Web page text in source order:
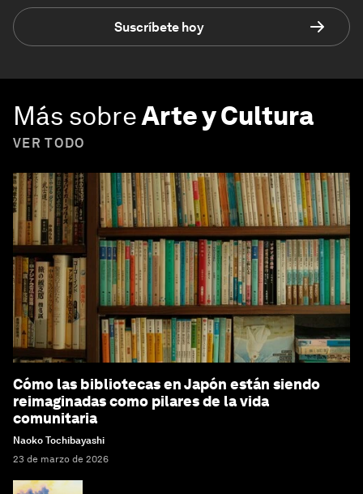
Suscríbete hoy
Más sobreArte y Cultura
VER TODO
Cómo las bibliotecas en Japón están siendo
reimaginadas como pilares de la vida
comunitaria
Naoko Tochibayashi
23 de marzo de 2026